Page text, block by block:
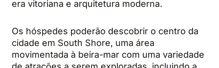
era vitoriana e arquitetura moderna.
Os hóspedes poderão descobrir o centro da
cidade em South Shore, uma área
movimentada à beira-mar com uma variedade